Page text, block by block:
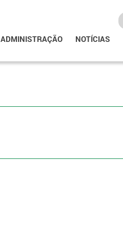
ADMINISTRAÇÃO NOTÍCIAS